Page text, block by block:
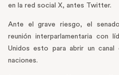
en la red social X, antes Twitter.
Ante el grave riesgo, el
reunión interparlamentaria con
Unidos esto para abrir un canal
naciones.